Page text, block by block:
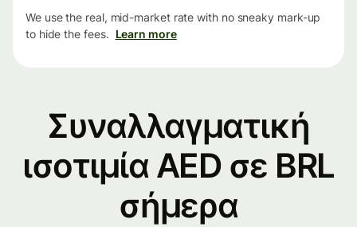
We use the real, mid-market rate with no sneaky mark-up
to hide the fees. Learn more
Συναλλαγματική
ισοτιμία AED σε BRL
σήμερα